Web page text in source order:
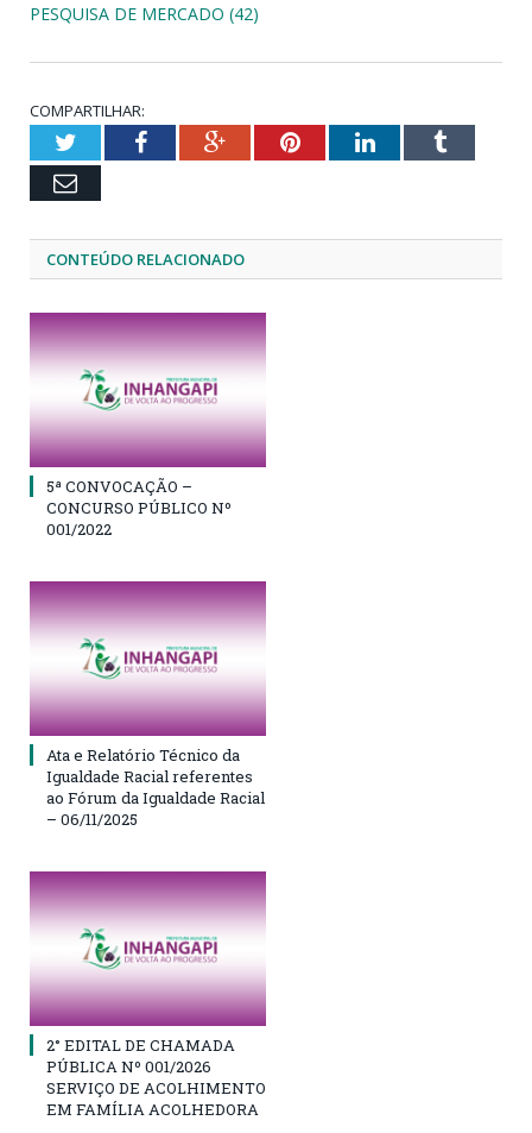
PESQUISA DE MERCADO (42)
COMPARTILHAR:
TwitterFacebookGoogle+PinterestLinkedInTumblr
Email
CONTEÚDO RELACIONADO
5ª CONVOCAÇÃO –
CONCURSO PÚBLICO Nº
001/2022
Ata e Relatório Técnico da
Igualdade Racial referentes
ao Fórum da Igualdade Racial
– 06/11/2025
2° EDITAL DE CHAMADA
PÚBLICA Nº 001/2026
SERVIÇO DE ACOLHIMENTO
EM FAMÍLIA ACOLHEDORA